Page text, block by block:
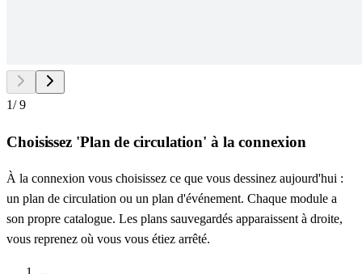
1/9
Choisissez 'Plan de circulation' à la connexion
À la connexion vous choisissez ce que vous dessinez aujourd'hui :
un plan de circulation ou un plan d'événement. Chaque module a
son propre catalogue. Les plans sauvegardés apparaissent à droite,
vous reprenez où vous vous étiez arrêté.